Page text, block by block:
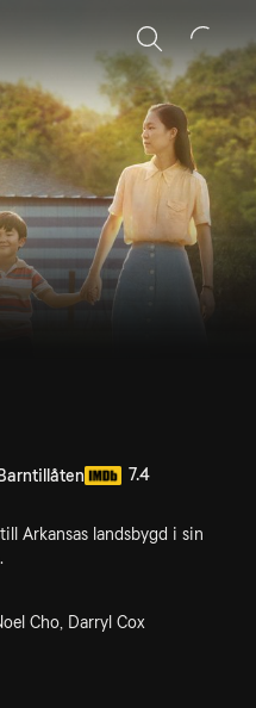
Sök
7.4
Arkansas landsbygd i sin
Cho, Darryl Cox